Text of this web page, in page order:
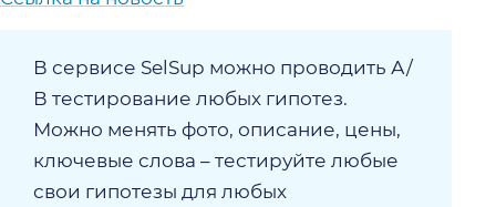
В сервисе SelSup можно проводить А/
В тестирование любых гипотез.
Можно менять фото, описание, цены,
ключевые слова – тестируйте любые
свои гипотезы для любых